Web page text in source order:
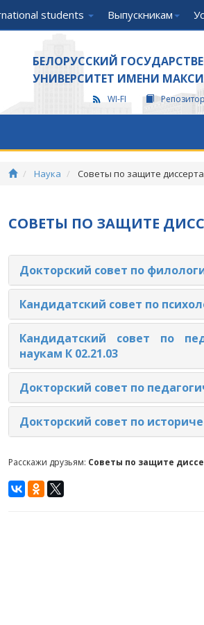
students Выпускникам
БЕЛОРУССКИЙ
УНИВЕРСИТЕТ ИМЕНИ
WI-FI
Наука Советы по защите
СОВЕТЫ ПО ЗАЩИТЕ
Докторский совет по
Кандидатский совет по
Кандидатский совет по
наукам К 02.21.03
Докторский совет по
Докторский совет по
Расскажи друзьям: Советы по защите